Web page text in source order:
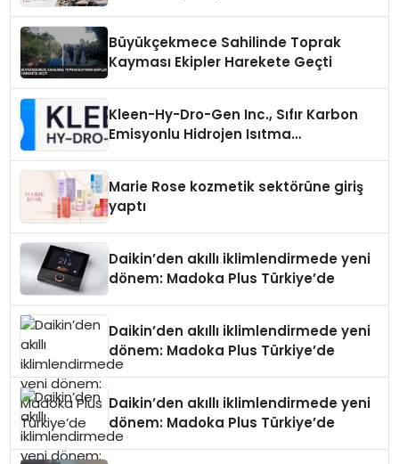
Büyükçekmece Sahilinde Toprak
Kayması Ekipler Harekete Geçti
Kleen-Hy-Dro-Gen Inc., Sıfır Karbon
Emisyonlu Hidrojen Isıtma
Marie Rose kozmetik sektörüne giriş
yaptı
Daikin’den akıllı iklimlendirmede yeni
dönem: Madoka Plus Türkiye’de
Daikin’den akıllı iklimlendirmede yeni
dönem: Madoka Plus Türkiye’de
Daikin’den akıllı iklimlendirmede yeni
dönem: Madoka Plus Türkiye’de